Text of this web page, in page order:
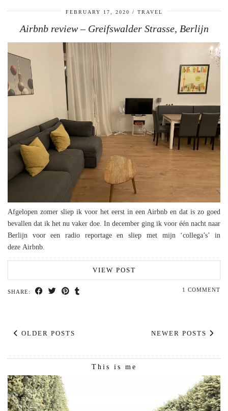
FEBRUARY 17, 2020 TRAVEL
Airbnb review – Greifswalder Strasse, Berlijn
Afgelopen zomer sliep ik voor het eerst in een Airbnb en dat is zo goed
bevallen dat ik het nu vaker doe. In december ging ik voor één nacht naar
Berlijn voor een radio reportage en sliep met mijn ‘collega’s’ in
deze Airbnb.
VIEW POST
SHARE: 1 COMMENT
OLDER POSTS NEWER POSTS
This is me